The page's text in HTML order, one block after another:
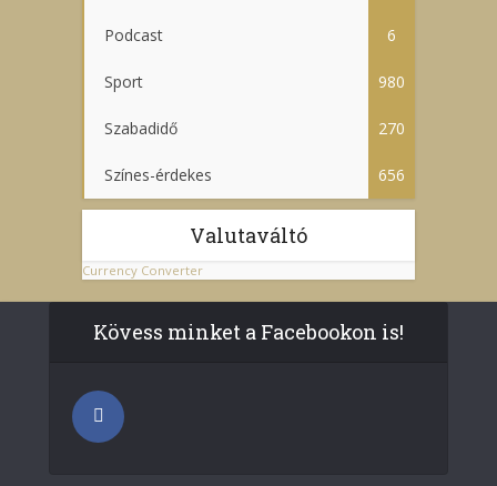
Podcast 6
Sport 980
Szabadidő 270
Színes-érdekes 656
Valutaváltó
Currency Converter
Kövess minket a Facebookon is!